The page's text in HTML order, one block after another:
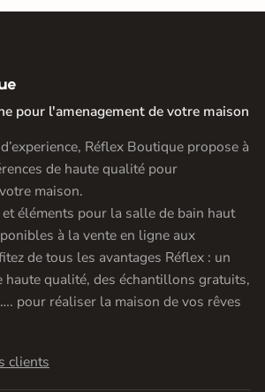
pour l'amenagement de votre maison
Réflex Boutique propose à
de haute qualité pour
maison.
éléments pour la salle de bain haut
à la vente en ligne aux
de tous les avantages Réflex : un
haute qualité, des échantillons gratuits,
pour réaliser la maison de vos rêves
clients